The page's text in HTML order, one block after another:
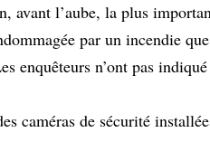
avant l’aube, la plus
par un incendie
enquêteurs n’ont pas
caméras de sécurité